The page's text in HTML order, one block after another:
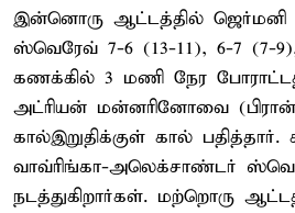
இன்னொரு ஆட்டத்தில்
ஸ்வெரேவ் 7-6 (13-11), 6-7 (7-
கணக்கில் 3 மணி நேர
அட்ரியன் மன்னரினோவை
கால்இறுதிக்குள் கால் பதித்தார்.
வாவ்ரிங்கா-அலெக்சாண்டர்
நடத்துகிறார்கள். மற்றொரு